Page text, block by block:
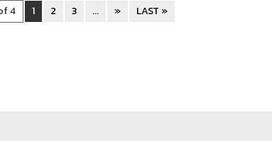
4 1 2 3 ... » LAST »